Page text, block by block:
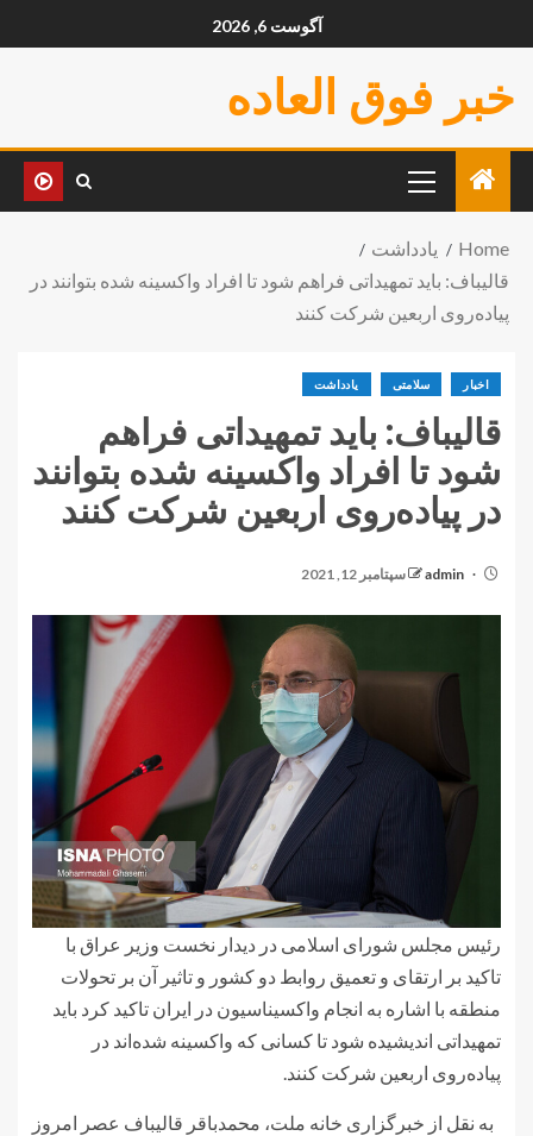
آگوست 6, 2026
خبر فوق العاده
Home
یادداشت
قالیباف: باید تمهیداتی فراهم شود تا افراد واکسینه شده بتوانند در
پیاده‌روی اربعین شرکت کنند
اخبار سلامتی یادداشت
قالیباف: باید تمهیداتی فراهم
شود تا افراد واکسینه شده بتوانند
در پیاده‌روی اربعین شرکت کنند
admin سپتامبر 12, 2021
رئیس مجلس شورای اسلامی در دیدار نخست وزیر عراق با
تاکید بر ارتقای و تعمیق روابط دو کشور و تاثیر آن بر تحولات
منطقه با اشاره به انجام واکسیناسیون در ایران تاکید کرد باید
تمهیداتی اندیشیده شود تا کسانی که واکسینه شده‌اند در
پیاده‌روی اربعین شرکت کنند.
به نقل از خبرگزاری خانه ملت، محمدباقر قالیباف عصر امروز